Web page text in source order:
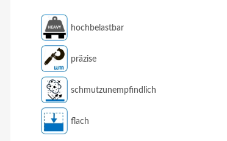
hochbelastbar
präzise
schmutzunempfindlich
flach